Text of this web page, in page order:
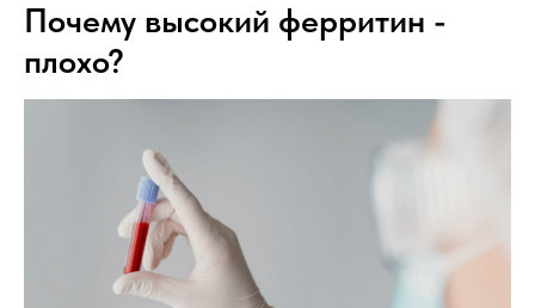
Почему высокий ферритин -
плохо?